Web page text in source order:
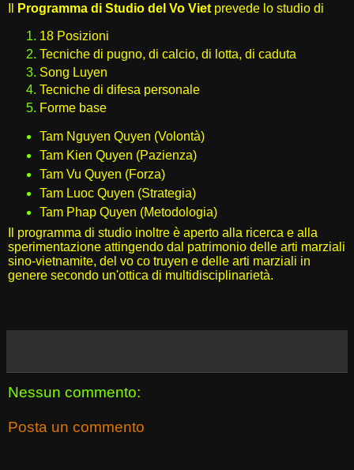
Programma di Studio del Vo Viet prevede lo studio di
18 Posizioni
Tecniche di pugno, di calcio, di lotta, di caduta
Song Luyen
Tecniche di difesa personale
Forme base
Tam Nguyen Quyen (Volontà)
Tam Kien Quyen (Pazienza)
Tam Vu Quyen (Forza)
Tam Luoc Quyen (Strategia)
Tam Phap Quyen (Metodologia)
Il programma di studio inoltre è aperto alla ricerca e alla
sperimentazione attingendo dal patrimonio delle arti marziali
sino-vietnamite, del vo co truyen e delle arti marziali in
genere secondo un'ottica di multidisciplinarietà.
Nessun commento:
Posta un commento